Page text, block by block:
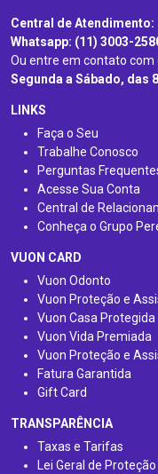
Central de Atendimento:
Whatsapp: (11) 3003-
Ou entre em contato com
Segunda a Sábado, das
LINKS
Faça o Seu
Trabalhe Conosco
Perguntas
Acesse Sua Conta
Central de
Conheça o Grupo
VUON CARD
Vuon Odonto
Vuon Proteção e
Vuon Casa Protegida
Vuon Vida Premiada
Vuon Proteção e
Fatura Garantida
Gift Card
TRANSPARÊNCIA
Taxas e Tarifas
Lei Geral de